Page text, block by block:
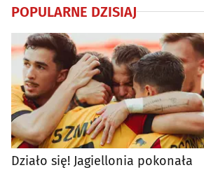
POPULARNE DZISIAJ
Działo się! Jagiellonia pokonała